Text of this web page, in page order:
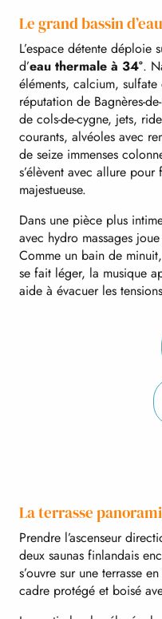
Le grand bassin
L’espace détente déploie
d’eau thermale à 34°.
éléments, calcium,
réputation de Bagnères-
de cols-de-cygne, jets,
courants, alvéoles avec
de seize immenses
s’élèvent avec allure
majestueuse.
Dans une pièce plus
avec hydro massages
Comme un bain de
se fait léger, la musique
aide à évacuer les
La terrasse
Prendre l’ascenseur
deux saunas finlandais
s’ouvre sur une terrasse
cadre protégé et boisé